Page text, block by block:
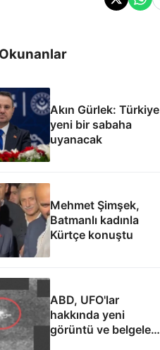
Akın Gürlek: Türkiye
yeni bir sabaha
uyanacak
Mehmet Şimşek,
Batmanlı kadınla
Kürtçe konuştu
ABD, UFO'lar
hakkında yeni
görüntü ve belgeler